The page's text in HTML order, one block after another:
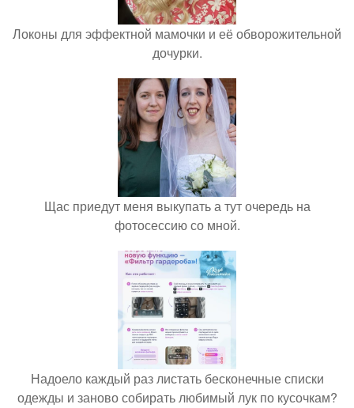
Локоны для эффектной мамочки и её обворожительной
дочурки.
Щас приедут меня выкупать а тут очередь на
фотосессию со мной.
Надоело каждый раз листать бесконечные списки
одежды и заново собирать любимый лук по кусочкам?